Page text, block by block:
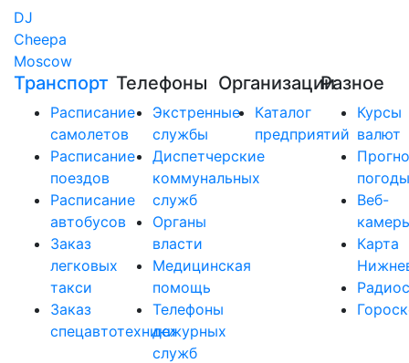
DJ
Cheepa
Moscow
Транспорт
Расписание
самолетов
Расписание
поездов
Расписание
автобусов
Заказ
легковых
такси
Заказ
спецавтотехники
Телефоны
Экстренные
службы
Диспетчерские
коммунальных
служб
Органы
власти
Медицинская
помощь
Телефоны
дежурных
служб
Организации
Каталог
предприятий
Разное
Курсы
валют
погоды
Веб-
Карта